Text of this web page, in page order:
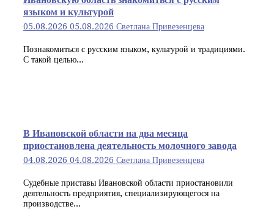
языком и культурой
05.08.2026 05.08.2026 Светлана Привезенцева
Познакомиться с русским языком, культурой и традициями.
С такой целью...
В Ивановской области на два месяца
приостановлена деятельность молочного завода
04.08.2026 04.08.2026 Светлана Привезенцева
Судебные приставы Ивановской области приостановили
деятельность предприятия, специализирующегося на
производстве...